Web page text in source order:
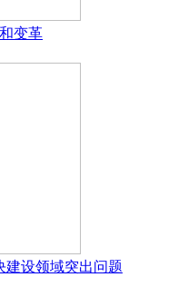
变革
建设领域突出问题